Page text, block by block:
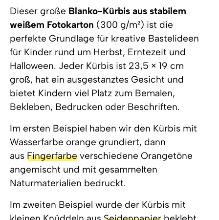
Dieser große Blanko-Kürbis aus stabilem
weißem Fotokarton (300 g/m²) ist die
perfekte Grundlage für kreative Bastelideen
für Kinder rund um Herbst, Erntezeit und
Halloween. Jeder Kürbis ist 23,5 × 19 cm
groß, hat ein ausgestanztes Gesicht und
bietet Kindern viel Platz zum Bemalen,
Bekleben, Bedrucken oder Beschriften.
Im ersten Beispiel haben wir den Kürbis mit
Wasserfarbe orange grundiert, dann
aus Fingerfarbe verschiedene Orangetöne
angemischt und mit gesammelten
Naturmaterialien bedruckt.
Im zweiten Beispiel wurde der Kürbis mit